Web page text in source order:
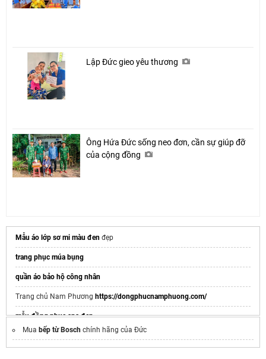
Lập Đức gieo yêu thương
Ông Hứa Đức sống neo đơn, cần sự giúp đỡ
của cộng đồng
Mẫu áo lớp sơ mi màu đen đẹp
trang phục múa bụng
quần áo bảo hộ công nhân
Trang chủ Nam Phương https://dongphucnamphuong.com/
mẫu đồng phục spa đẹp
áo thun team building đẹp
Mua bếp từ Bosch chính hãng của Đức